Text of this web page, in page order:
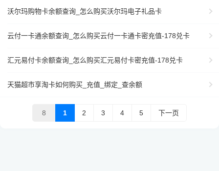
沃尔玛购物卡余额查询_怎么购买沃尔玛电子礼品卡
云付一卡通余额查询_怎么购买云付一卡通卡密充值-178兑卡
汇元易付卡余额查询_怎么购买汇元易付卡密充值-178兑卡
天猫超市享淘卡如何购买_充值_绑定_查余额
8 1 2 3 4 5 下一页